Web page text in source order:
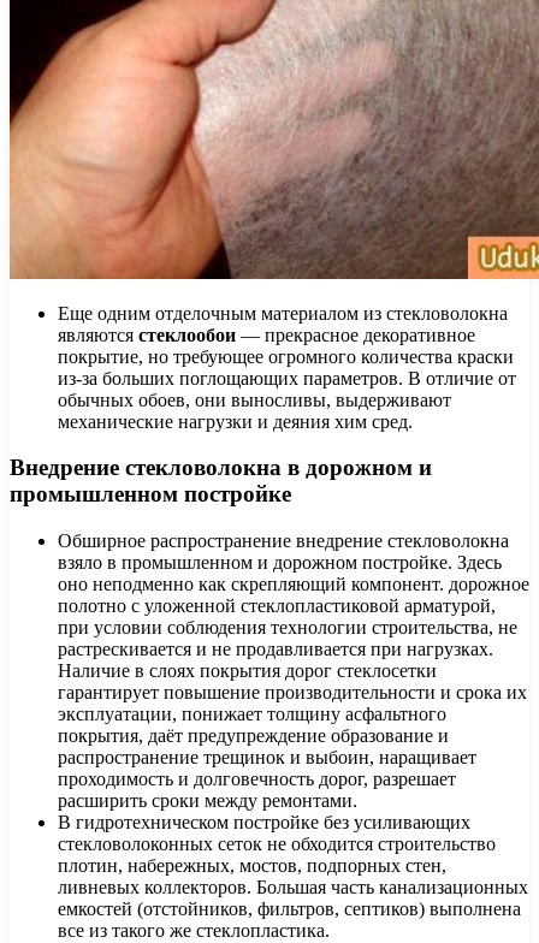
Еще одним отделочным материалом из стекловолокна
являются стеклообои — прекрасное декоративное
покрытие, но требующее огромного количества краски
из-за больших поглощающих параметров. В отличие от
обычных обоев, они выносливы, выдерживают
механические нагрузки и деяния хим сред.
Внедрение стекловолокна в дорожном и
промышленном постройке
Обширное распространение внедрение стекловолокна
взяло в промышленном и дорожном постройке. Здесь
оно неподменно как скрепляющий компонент. дорожное
полотно с уложенной стеклопластиковой арматурой,
при условии соблюдения технологии строительства, не
растрескивается и не продавливается при нагрузках.
Наличие в слоях покрытия дорог стеклосетки
гарантирует повышение производительности и срока их
эксплуатации, понижает толщину асфальтного
покрытия, даёт предупреждение образование и
распространение трещинок и выбоин, наращивает
проходимость и долговечность дорог, разрешает
расширить сроки между ремонтами.
В гидротехническом постройке без усиливающих
стекловолоконных сеток не обходится строительство
плотин, набережных, мостов, подпорных стен,
ливневых коллекторов. Большая часть канализационных
емкостей (отстойников, фильтров, септиков) выполнена
все из такого же стеклопластика.